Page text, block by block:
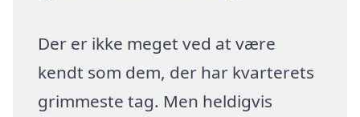
Der er ikke meget ved at være
kendt som dem, der har kvarterets
grimmeste tag. Men heldigvis